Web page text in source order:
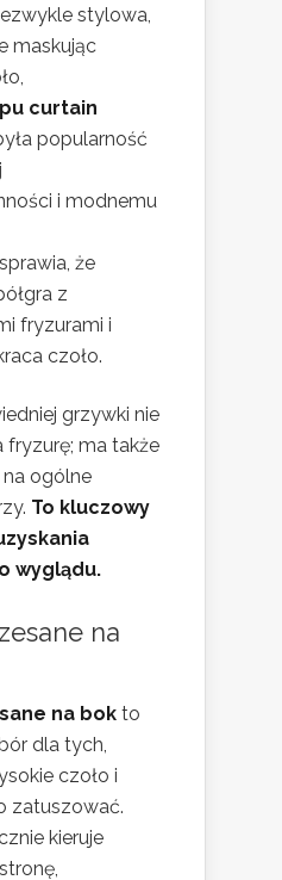
stylowa,
maskując
curtain
popularność
i modnemu
sprawia, że
z
fryzurami i
czoło.
grzywki nie
fryzurę; ma także
ogólne
To kluczowy
wyglądu.
na
na bok to
dla tych,
czoło i
zatuszować.
kieruje